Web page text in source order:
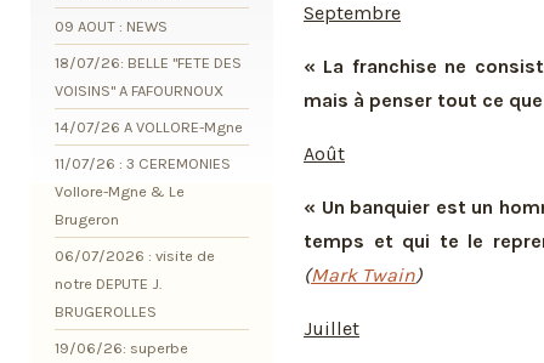
Septembre
« La franchise ne
mais à penser tout ce
Août
« Un banquier est un
temps et qui te le
(Mark Twain)
Juillet
09 AOUT : NEWS
18/07/26: BELLE "FETE DES
VOISINS" A FAFOURNOUX
14/07/26 A VOLLORE-Mgne
11/07/26 : 3 CEREMONIES
Vollore-Mgne & Le
Brugeron
06/07/2026 : visite de
notre DEPUTE J.
BRUGEROLLES
19/06/26: superbe